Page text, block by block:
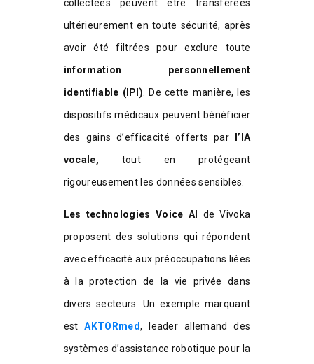
collectées peuvent être transférées
ultérieurement en toute sécurité, après
avoir été filtrées pour exclure toute
information personnellement
identifiable (IPI) . De cette manière, les
dispositifs médicaux peuvent bénéficier
des gains d’efficacité offerts par
l’IA
vocale, tout en protégeant
rigoureusement les données sensibles.
Les technologies Voice AI
de Vivoka
proposent des solutions qui répondent
avec efficacité aux préoccupations liées
à la protection de la vie privée dans
divers secteurs. Un exemple marquant
estAKTORmed, leader allemand des
systèmes d’assistance robotique pour la